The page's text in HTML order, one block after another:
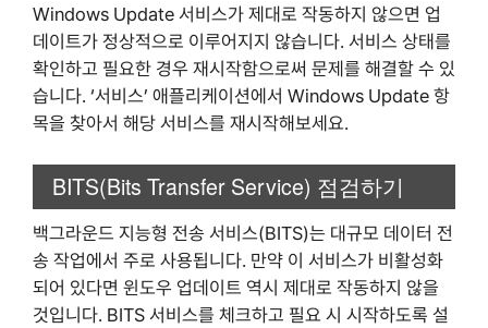
Windows Update 서비스가 제대로 작동하지 않으면 업
데이트가 정상적으로 이루어지지 않습니다. 서비스 상태를
확인하고 필요한 경우 재시작함으로써 문제를 해결할 수 있
습니다. ‘서비스’ 애플리케이션에서 Windows Update 항
목을 찾아서 해당 서비스를 재시작해보세요.
BITS(Bits Transfer Service) 점검하기
백그라운드 지능형 전송 서비스(BITS)는 대규모 데이터 전
송 작업에서 주로 사용됩니다. 만약 이 서비스가 비활성화
되어 있다면 윈도우 업데이트 역시 제대로 작동하지 않을
것입니다. BITS 서비스를 체크하고 필요 시 시작하도록 설